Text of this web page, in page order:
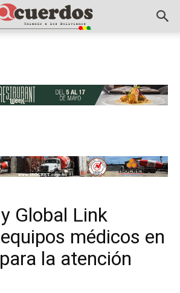
Global Link
médicos en
la atención